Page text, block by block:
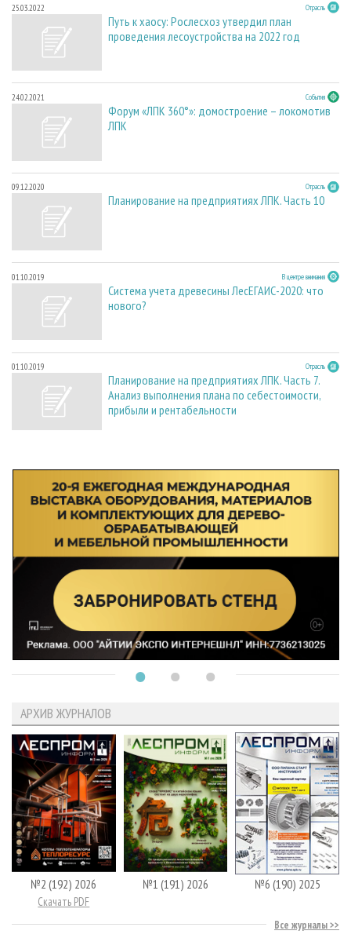
25.03.2022 Отрасль
Путь к хаосу: Рослесхоз утвердил план
проведения лесоустройства на 2022 год
24.02.2021 События
Форум «ЛПК 360°»: домостроение – локомотив
ЛПК
09.12.2020 Отрасль
Планирование на предприятиях ЛПК. Часть 10
01.10.2019 В центре внимания
Система учета древесины ЛесЕГАИС-2020: что
нового?
01.10.2019 Отрасль
Планирование на предприятиях ЛПК. Часть 7.
Анализ выполнения плана по себестоимости,
прибыли и рентабельности
АРХИВ ЖУРНАЛОВ
№2 (192) 2026
Скачать PDF
№1 (191) 2026 №6 (190) 2025
Все журналы